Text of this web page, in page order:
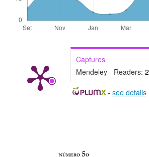
Captures
Mendeley - Readers: 2
- see details